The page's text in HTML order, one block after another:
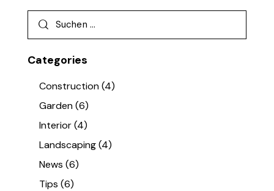
Categories
Construction(4)
Garden(6)
Interior(4)
Landscaping(4)
News (6)
Tips (6)